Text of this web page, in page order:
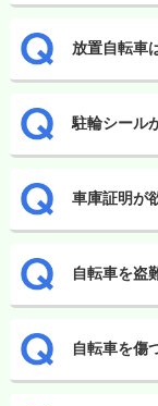
放置自転車
駐輪シール
車庫証明が
自転車を盗
自転車を傷